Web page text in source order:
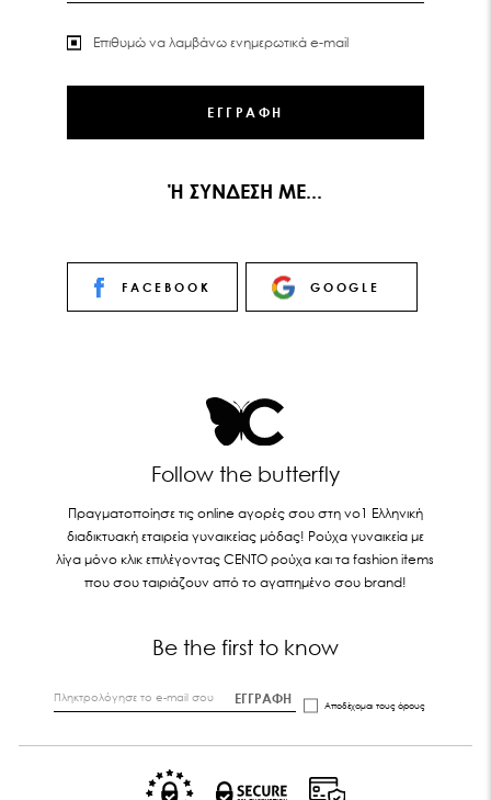
Επιθυμώ να λαμβάνω ενημερωτικά e-mail
Ή ΣΥΝΔΕΣΗ ΜΕ...
FACEBOOK GOOGLE
Follow the butterfly
Πραγματοποίησε τις online αγορές σου στη νο1 Ελληνική
διαδικτυακή εταιρεία γυναικείας μόδας! Ρούχα γυναικεία με
λίγα μόνο κλικ επιλέγοντας CENTO ρούχα και τα fashion items
που σου ταιριάζουν από το αγαπημένο σου brand!
Be the first to know
ΕΓΓΡΑΦΗ Αποδέχομαι τους όρους